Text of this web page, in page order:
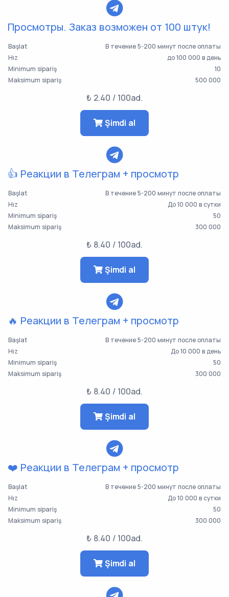
Просмотры. Заказ возможен от 100 штук!
Başlat
В течение 5-200 минут после оплаты
Hız
до 100 000 в день
Minimum sipariş
10
Maksimum sipariş
500 000
₺ 2.40 / 100ad.
Şimdi al
👍 Реакции в Телеграм + просмотр
Başlat
В течение 5-200 минут после оплаты
Hız
До 10 000 в сутки
Minimum sipariş
50
Maksimum sipariş
300 000
₺ 8.40 / 100ad.
Şimdi al
🔥 Реакции в Телеграм + просмотр
Başlat
В течение 5-200 минут после оплаты
Hız
До 10 000 в день
Minimum sipariş
50
Maksimum sipariş
300 000
₺ 8.40 / 100ad.
Şimdi al
❤️ Реакции в Телеграм + просмотр
Başlat
В течение 5-200 минут после оплаты
Hız
До 10 000 в сутки
Minimum sipariş
50
Maksimum sipariş
300 000
₺ 8.40 / 100ad.
Şimdi al